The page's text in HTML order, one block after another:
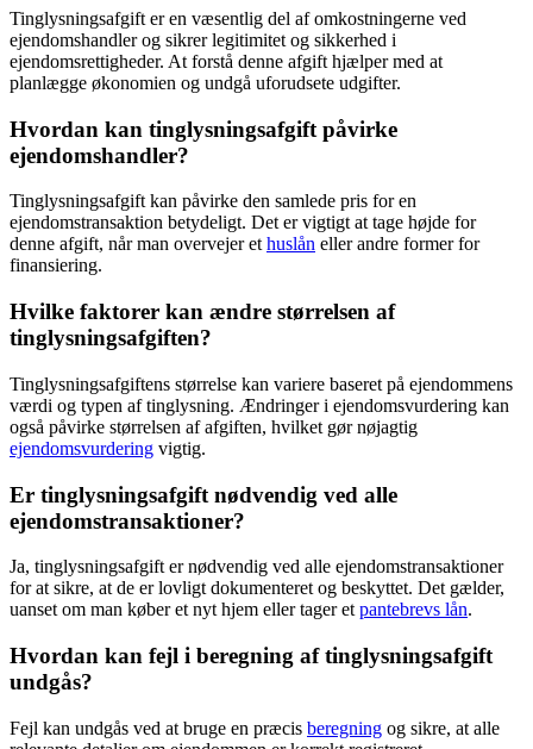
Tinglysningsafgift er en væsentlig del af omkostningerne ved
ejendomshandler og sikrer legitimitet og sikkerhed i
ejendomsrettigheder. At forstå denne afgift hjælper med at
planlægge økonomien og undgå uforudsete udgifter.
Hvordan kan tinglysningsafgift påvirke
ejendomshandler?
Tinglysningsafgift kan påvirke den samlede pris for en
ejendomstransaktion betydeligt. Det er vigtigt at tage højde for
denne afgift, når man overvejer et huslån eller andre former for
finansiering.
Hvilke faktorer kan ændre størrelsen af
tinglysningsafgiften?
Tinglysningsafgiftens størrelse kan variere baseret på ejendommens
værdi og typen af tinglysning. Ændringer i ejendomsvurdering kan
også påvirke størrelsen af afgiften, hvilket gør nøjagtig
ejendomsvurdering vigtig.
Er tinglysningsafgift nødvendig ved alle
ejendomstransaktioner?
Ja, tinglysningsafgift er nødvendig ved alle ejendomstransaktioner
for at sikre, at de er lovligt dokumenteret og beskyttet. Det gælder,
uanset om man køber et nyt hjem eller tager et pantebrevs lån.
Hvordan kan fejl i beregning af tinglysningsafgift
undgås?
Fejl kan undgås ved at bruge en præcis beregning og sikre, at alle